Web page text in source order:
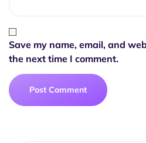
Save my name, email, and
the next time I comment.